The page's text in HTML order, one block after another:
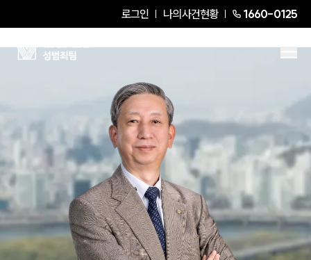
로그인 나의사건현황 1660-0125
김근수Senior Partner Attorney